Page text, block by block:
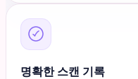
명확한 스캔 기록